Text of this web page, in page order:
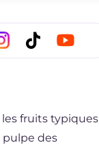
fruits typiques
pulpe des